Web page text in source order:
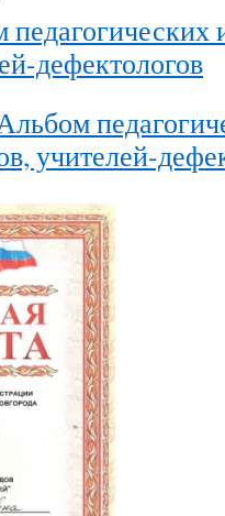
дефектологов
учителей-